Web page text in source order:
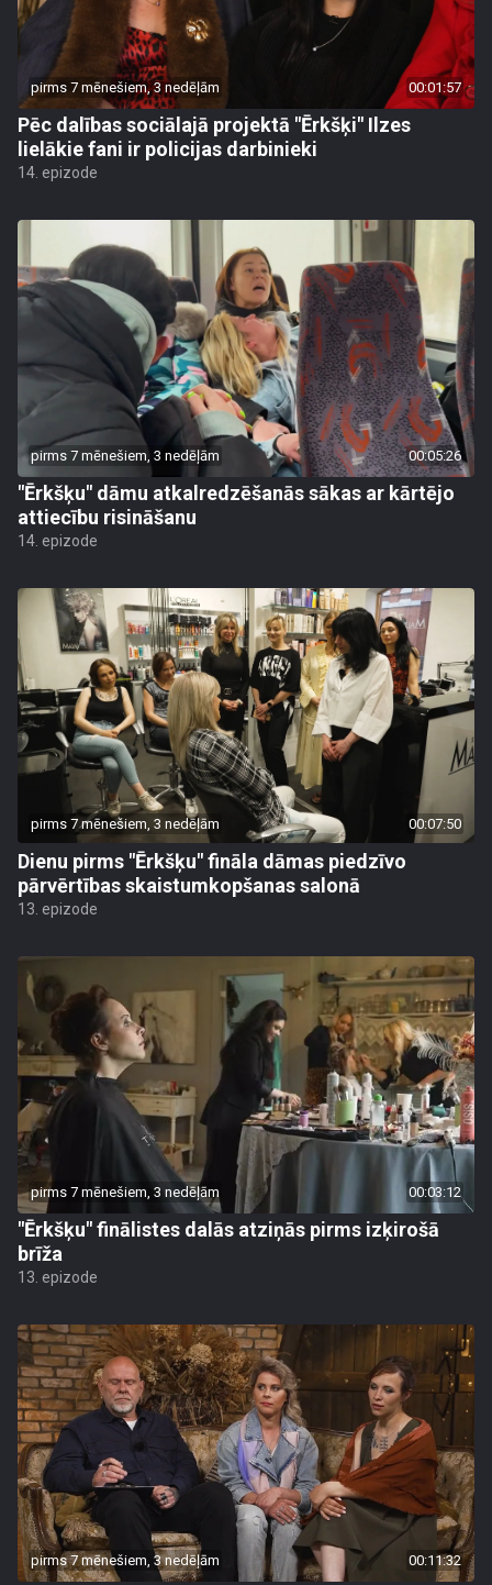
pirms 7 mēnešiem, 3 nedēļām 00:01:57
Pēc dalības sociālajā projektā "Ērkšķi" Ilzes
lielākie fani ir policijas darbinieki
14. epizode
pirms 7 mēnešiem, 3 nedēļām 00:05:26
"Ērkšķu" dāmu atkalredzēšanās sākas ar kārtējo
attiecību risināšanu
14. epizode
pirms 7 mēnešiem, 3 nedēļām 00:07:50
Dienu pirms "Ērkšķu" fināla dāmas piedzīvo
pārvērtības skaistumkopšanas salonā
13. epizode
pirms 7 mēnešiem, 3 nedēļām 00:03:12
"Ērkšķu" finālistes dalās atziņās pirms izķirošā
brīža
13. epizode
pirms 7 mēnešiem, 3 nedēļām 00:11:32